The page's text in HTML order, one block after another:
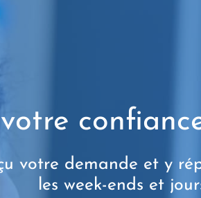
votre demande et y
les week-ends et